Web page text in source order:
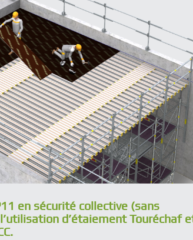
en sécurité collective (sans
d’étaiement Touréchaf